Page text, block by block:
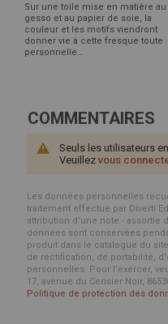
Sur une toile mise en matière au
gesso et au papier de soie, la
couleur et les motifs viendront
donner vie à cette fresque toute
personnelle…
COMMENTAIRES
Seuls les utilisateurs
Veuillez vous
Les données personnelles
traitement effectué par Diverti
attribution d'une note - assortie
données sont conservées
produit dans le catalogue du
de rectification, de portabilité,
personnelles. Pour l’exercer,
17, avenue du Cerisier Noir,
Politique de protection des